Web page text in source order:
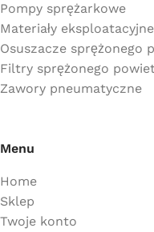
Pompy sprężarkowe
Materiały eksploatacyjne
Osuszacze sprężonego
Filtry sprężonego
Zawory pneumatyczne
Menu
Home
Sklep
Twoje konto